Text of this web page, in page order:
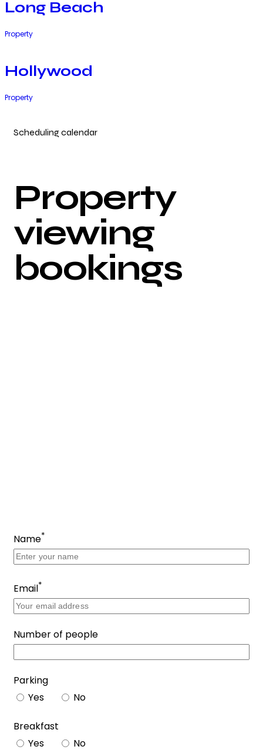
Long Beach
Property
Hollywood
Property
Scheduling calendar
Property
viewing
bookings
Name*
Email*
Number of people
Parking
Yes
No
Breakfast
Yes
No